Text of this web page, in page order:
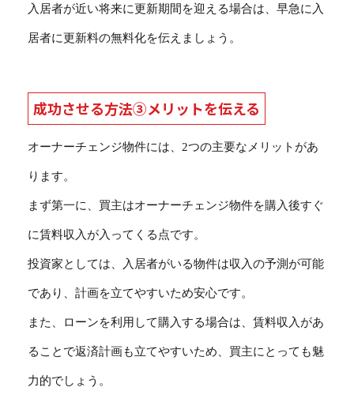
入居者が近い将来に更新期間を迎える場合は、早急に入
居者に更新料の無料化を伝えましょう。
成功させる方法③メリットを伝える
オーナーチェンジ物件には、2つの主要なメリットがあ
ります。
まず第一に、買主はオーナーチェンジ物件を購入後すぐ
に賃料収入が入ってくる点です。
投資家としては、入居者がいる物件は収入の予測が可能
であり、計画を立てやすいため安心です。
また、ローンを利用して購入する場合は、賃料収入があ
ることで返済計画も立てやすいため、買主にとっても魅
力的でしょう。